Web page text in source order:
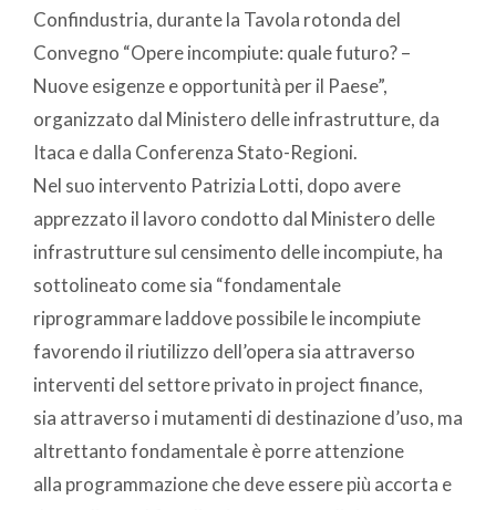
Confindustria, durante la Tavola rotonda del
Convegno “Opere incompiute: quale futuro? –
Nuove esigenze e opportunità per il Paese”,
organizzato dal Ministero delle infrastrutture, da
Itaca e dalla Conferenza Stato-Regioni.
Nel suo intervento Patrizia Lotti, dopo avere
apprezzato il lavoro condotto dal Ministero delle
infrastrutture sul censimento delle incompiute, ha
sottolineato come sia “fondamentale
riprogrammare laddove possibile le incompiute
favorendo il riutilizzo dell’opera sia attraverso
interventi del settore privato in project finance,
sia attraverso i mutamenti di destinazione d’uso, ma
altrettanto fondamentale è porre attenzione
alla programmazione che deve essere più accorta e